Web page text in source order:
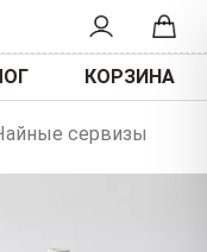
КОРЗИНА
сервизы